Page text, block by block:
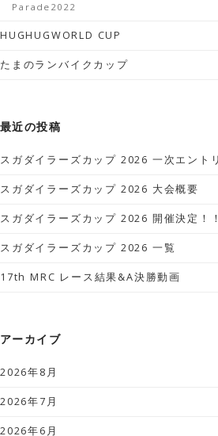
Parade2022
HUGHUGWORLD CUP
たまのランバイクカップ
最近の投稿
スガダイラーズカップ 2026 一次エント
スガダイラーズカップ 2026 大会概要
スガダイラーズカップ 2026 開催決定！
スガダイラーズカップ 2026 一覧
17th MRC レース結果&A決勝動画
アーカイブ
2026年8月
2026年7月
2026年6月